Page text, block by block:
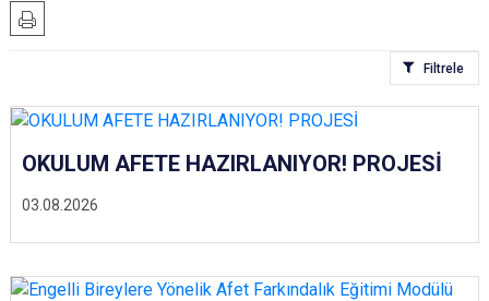
Filtrele
03.08.2026
OKULUM AFETE HAZIRLANIYOR! PROJESİ